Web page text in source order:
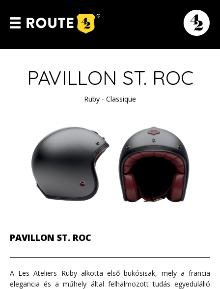
PAVILLON ST. ROC
Ruby - Classique
PAVILLON ST. ROC
A Les Ateliers Ruby alkotta első bukósisak, mely a francia
elegancia és a műhely által felhalmozott tudás egyedülálló